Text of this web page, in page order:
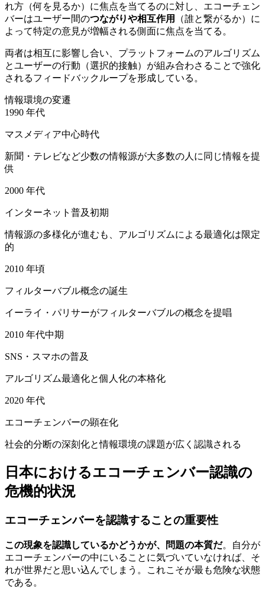
れ方（何を見るか）に焦点を当てるのに対し、エコーチェン
バーはユーザー間のつながりや相互作用
（誰と繋がるか）に
よって特定の意見が増幅される側面に焦点を当てる。
両者は相互に影響し合い、プラットフォームのアルゴリズム
とユーザーの行動（選択的接触）が組み合わさることで強化
されるフィードバックループを形成している。
情報環境の変遷
1990 年代
マスメディア中心時代
新聞・テレビなど少数の情報源が大多数の人に同じ情報を提
供
2000 年代
インターネット普及初期
情報源の多様化が進むも、アルゴリズムによる最適化は限定
的
2010 年頃
フィルターバブル概念の誕生
イーライ・パリサーがフィルターバブルの概念を提唱
2010 年代中期
SNS・スマホの普及
アルゴリズム最適化と個人化の本格化
2020 年代
エコーチェンバーの顕在化
社会的分断の深刻化と情報環境の課題が広く認識される
日本におけるエコーチェンバー認識の
危機的状況
エコーチェンバーを認識することの重要性
この現象を認識しているかどうかが、問題の本質だ。自分が
エコーチェンバーの中にいることに気づいていなければ、そ
れが世界だと思い込んでしまう。これこそが最も危険な状態
である。